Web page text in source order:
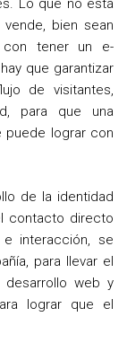
Lo que no está
bien sean
con tener un e-
que garantizar
de visitantes,
para que una
puede lograr con
de la identidad
contacto directo
interacción, se
para llevar el
web y
lograr que el